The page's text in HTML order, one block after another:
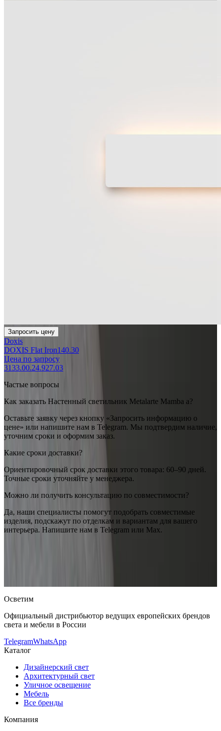
Запросить цену
Doxis
DOXIS Flat Iron140.30
Цена по запросу
3133.00.24.927.03
Частые вопросы
Как заказать Настенный светильник Metalarte Mamba a?
Оставьте заявку через кнопку «Запросить информацию о
цене» или напишите нам в Telegram. Мы подтвердим наличие,
уточним сроки и оформим заказ.
Какие сроки доставки?
Ориентировочный срок доставки этого товара: 60–90 дней.
Точные сроки уточняйте у менеджера.
Можно ли получить консультацию по совместимости?
Да, наши специалисты помогут подобрать совместимые
изделия, подскажут по отделкам и вариантам для вашего
интерьера. Напишите нам в Telegram или Max.
Осветим
Официальный дистрибьютор ведущих европейских брендов
света и мебели в России
TelegramWhatsApp
Каталог
Дизайнерский свет
Архитектурный свет
Уличное освещение
Мебель
Все бренды
Компания